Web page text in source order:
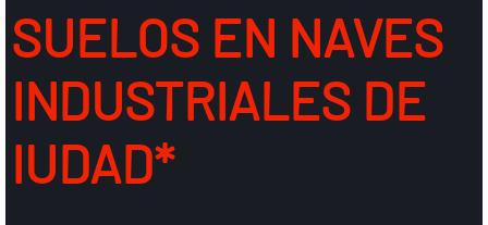
SUELOS EN NAVES
INDUSTRIALES DE
IUDAD*